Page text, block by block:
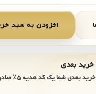
افزودن به سبد
خرید بعدی شما یک کد هدیه۵٪